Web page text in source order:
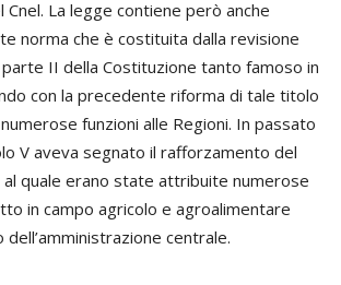
La legge contiene però anche
norma che è costituita dalla revisione
II della Costituzione tanto famoso in
con la precedente riforma di tale titolo
funzioni alle Regioni. In passato
V aveva segnato il rafforzamento del
quale erano state attribuite numerose
in campo agricolo e agroalimentare
centrale.